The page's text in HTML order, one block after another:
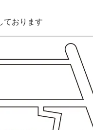
ております